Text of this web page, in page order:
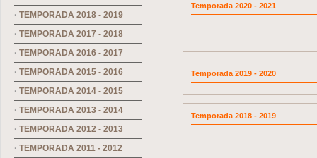
· TEMPORADA 2018 - 2019
· TEMPORADA 2017 - 2018
· TEMPORADA 2016 - 2017
· TEMPORADA 2015 - 2016
· TEMPORADA 2014 - 2015
· TEMPORADA 2013 - 2014
· TEMPORADA 2012 - 2013
· TEMPORADA 2011 - 2012
Temporada 2020 - 2021
Temporada 2019 - 2020
Temporada 2018 - 2019